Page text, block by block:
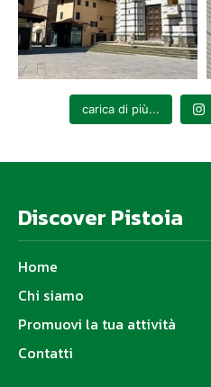
carica di più...
Discover Pistoia
Home
Chi siamo
Promuovi la tua attività
Contatti